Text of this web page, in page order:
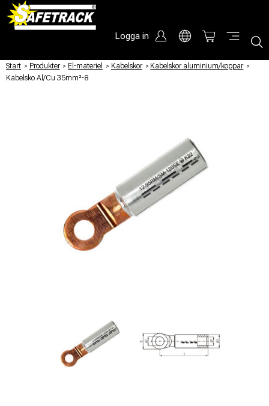
Logga in
Start / Produkter / El-materiel / Kabelskor / Kabelskor aluminium/koppar /
Kabelsko Al/Cu 35mm²-8